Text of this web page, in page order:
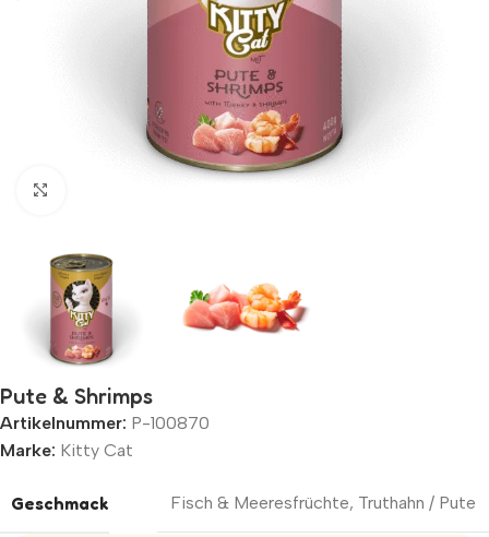
Pute & Shrimps
Artikelnummer: P-100870
Marke: Kitty Cat
Geschmack Fisch & Meeresfrüchte, Truthahn / Pute